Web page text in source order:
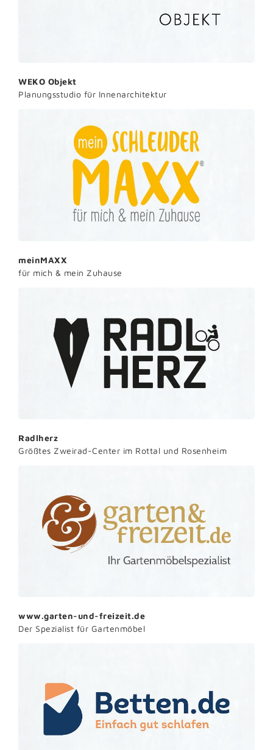
WEKO Objekt
Planungsstudio für Innenarchitektur
meinMAXX
für mich & mein Zuhause
Radlherz
Größtes Zweirad-Center im Rottal und Rosenheim
www.garten-und-freizeit.de
Der Spezialist für Gartenmöbel